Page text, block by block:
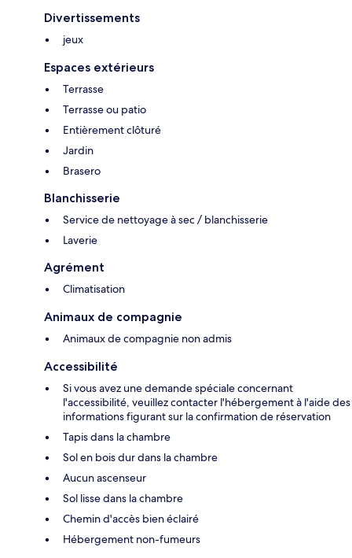
Divertissements
jeux
Espaces extérieurs
Terrasse
Terrasse ou patio
Entièrement clôturé
Jardin
Brasero
Blanchisserie
Service de nettoyage à sec / blanchisserie
Laverie
Agrément
Climatisation
Animaux de compagnie
Animaux de compagnie non admis
Accessibilité
Si vous avez une demande spéciale concernant
l'accessibilité, veuillez contacter l'hébergement à l'aide des
informations figurant sur la confirmation de réservation
Tapis dans la chambre
Sol en bois dur dans la chambre
Aucun ascenseur
Sol lisse dans la chambre
Chemin d'accès bien éclairé
Hébergement non-fumeurs